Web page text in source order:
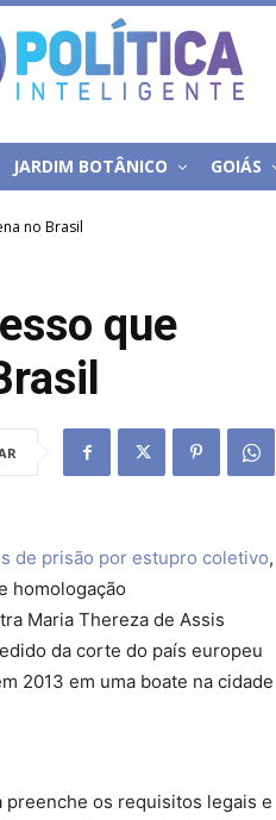
JARDIM BOTÂNICO GOIÁS
no Brasil
que
de prisão por estupro coletivo,
homologação
Maria Thereza de Assis
da corte do país europeu
2013 em uma boate na cidade
os requisitos legais e